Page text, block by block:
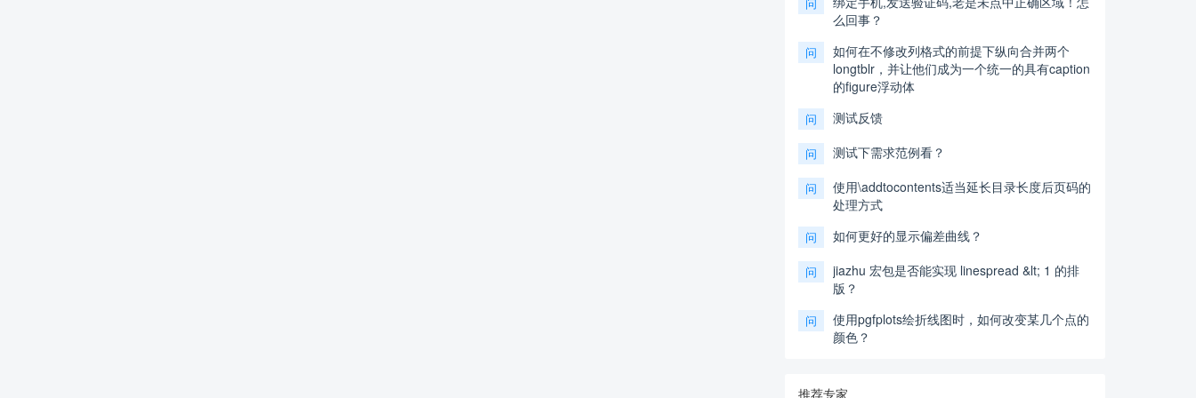
么回事？
问
如何在不修改列格式的前提下纵向合并两个
longtblr，并让他们成为一个统一的具有caption
的figure浮动体
问 测试反馈
问 测试下需求范例看？
问
使用\addtocontents适当延长目录长度后页码的
处理方式
问 如何更好的显示偏差曲线？
问
jiazhu 宏包是否能实现 linespread &lt; 1 的排
版？
问
使用pgfplots绘折线图时，如何改变某几个点的
颜色？
推荐专家